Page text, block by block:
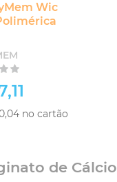
Wic
no cartão
de Cálcio